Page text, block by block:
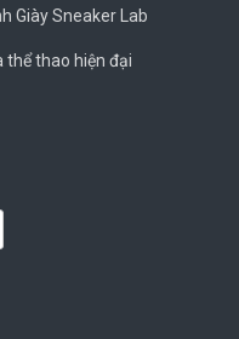
Giày Sneaker Lab
thể thao hiện đại